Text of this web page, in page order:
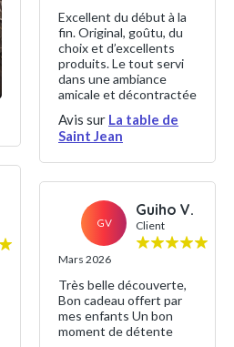
Excellent du début à la
fin. Original, goûtu, du
choix et d’excellents
produits. Le tout servi
dans une ambiance
amicale et décontractée
Avis sur La table de
Saint Jean
GV
Guiho V.
Client
Mars 2026
Très belle découverte,
Bon cadeau offert par
mes enfants Un bon
moment de détente